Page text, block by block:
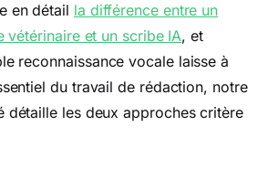
en détail la différence entre un
vétérinaire et un scribe IA, et
reconnaissance vocale laisse à
du travail de rédaction, notre
détaille les deux approches critère